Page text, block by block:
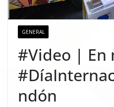
GENERAL
#Video | En
ndón